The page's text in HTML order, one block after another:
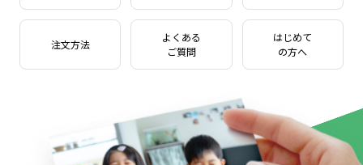
注文方法
よくある
ご質問
はじめて
の方へ